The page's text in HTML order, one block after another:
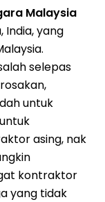
Malaysia
India, yang
selepas
untuk
asing, nak
kontraktor
yang tidak